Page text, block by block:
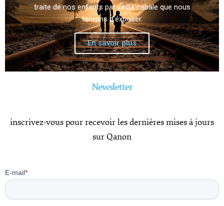
traite de nos enfants par cette cabale que nous
tentons d'éxposer.
En savoir plus
Newsletter​
inscrivez-vous pour recevoir les dernières mises à jours
sur Qanon